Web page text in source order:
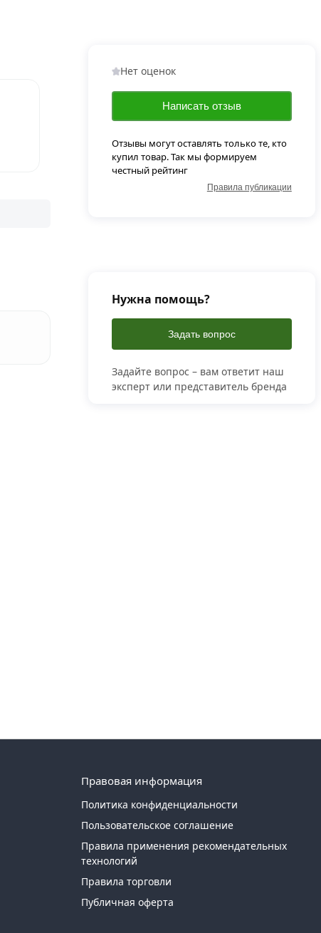
Нет оценок
Написать отзыв
Отзывы могут оставлять только те, кто
купил товар. Так мы формируем
честный рейтинг
Правила публикации
Нужна помощь?
Задать вопрос
Задайте вопрос – вам ответит наш
эксперт или представитель бренда
Правовая информация
Политика конфиденциальности
Пользовательское соглашение
Правила применения рекомендательных
технологий
Правила торговли
Публичная оферта